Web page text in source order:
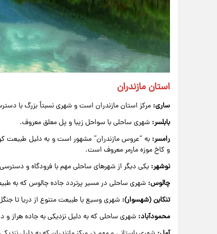
استان مازندران
ساری: مرکز استان مازندران است و شهری نسبتاً بزرگ با
بابلسر: شهری ساحلی با سواحل زیبا و پل معلق معروف.
رامسر: به “عروس مازندران” مشهور است و به دلیل طبیعت
و کاخ موزه مارمر معروف است.
نوشهر: یکی دیگر از شهرهای ساحلی مهم با فرودگاه و
چالوس: شهری ساحلی در مسیر پرتردد جاده چالوس که به
تنکابن (شهسوار): شهری وسیع با طبیعت متنوع از دریا تا
محمودآباد: شهری ساحلی که به دلیل نزدیکی به جاده